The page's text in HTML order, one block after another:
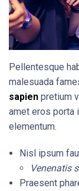
Pellentesque
malesuada
sapien pretium
amet eros porta
elementum.
Nisl ipsum
Venenatis
Praesent